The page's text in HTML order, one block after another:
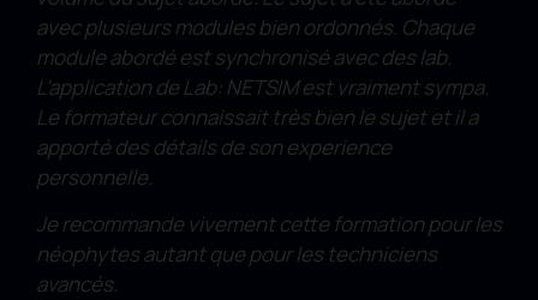
avec plusieurs modules bien ordonnés. Chaque
module abordé est synchronisé avec des lab.
L’application de Lab: NETSIM est vraiment sympa.
Le formateur connaissait très bien le sujet et il a
apporté des détails de son experience
personnelle.
Je recommande vivement cette formation pour les
néophytes autant que pour les techniciens
avancés.